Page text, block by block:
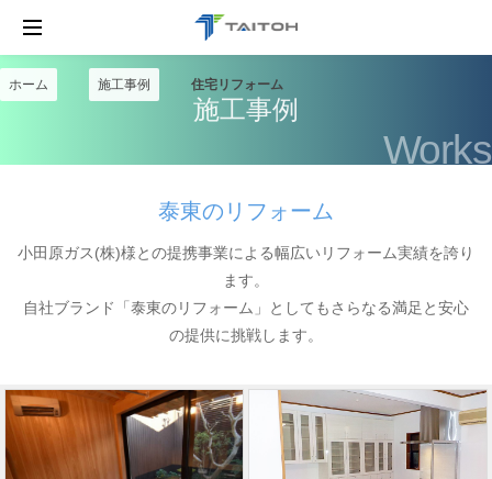
ホーム 施工事例 住宅リフォーム
施工事例
Works
泰東のリフォーム
小田原ガス(株)様との提携事業による幅広いリフォーム実績を誇り
ます。
自社ブランド「泰東のリフォーム」としてもさらなる満足と安心
の提供に挑戦します。